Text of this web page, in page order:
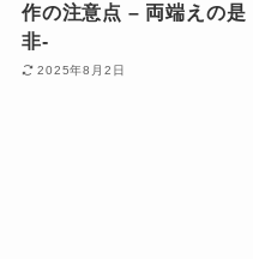
作の注意点 – 両端えの是
非-
2025年8月2日